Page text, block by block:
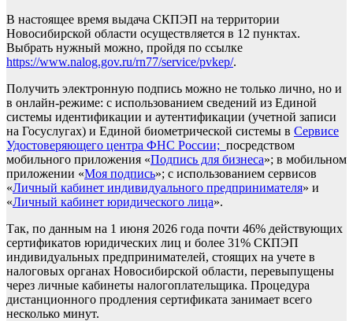
В настоящее время выдача СКПЭП на территории
Новосибирской области осуществляется в 12 пунктах.
Выбрать нужный можно, пройдя по ссылке
https://www.nalog.gov.ru/rn77/service/pvkep/.
Получить электронную подпись можно не только лично, но и
в онлайн-режиме: с использованием сведений из Единой
системы идентификации и аутентификации (учетной записи
на Госуслугах) и Единой биометрической системы в Сервисе
Удостоверяющего центра ФНС России; посредством
мобильного приложения «Подпись для бизнеса»; в мобильном
приложении «Моя подпись»; с использованием сервисов
«Личный кабинет индивидуального предпринимателя» и
«Личный кабинет юридического лица».
Так, по данным на 1 июня 2026 года почти 46% действующих
сертификатов юридических лиц и более 31% СКПЭП
индивидуальных предпринимателей, стоящих на учете в
налоговых органах Новосибирской области, перевыпущены
через личные кабинеты налогоплательщика. Процедура
дистанционного продления сертификата занимает всего
несколько минут.